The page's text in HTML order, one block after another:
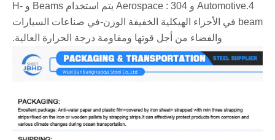
‌4.Automotive و Aerospace ‌: 304 يتم استخدام Beams و H-
beam في الأجزاء الهيكلية الخفيفة الوزن-في صناعات السيارات
والفضاء من أجل قوتها ومقاومة درجة الحرارة العالية.